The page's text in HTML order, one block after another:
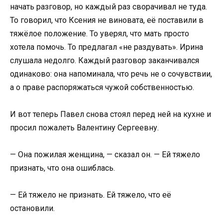
начать разговор, но каждый раз сворачивал не туда.
То говорил, что Ксения не виновата, её поставили в
тяжёлое положение. То уверял, что мать просто
хотела помочь. То предлагал «не раздувать». Ирина
слушала недолго. Каждый разговор заканчивался
одинаково: она напоминала, что речь не о сочувствии,
а о праве распоряжаться чужой собственностью.
И вот теперь Павел снова стоял перед ней на кухне и
просил пожалеть Валентину Сергеевну.
— Она пожилая женщина, — сказал он. — Ей тяжело
признать, что она ошиблась.
— Ей тяжело не признать. Ей тяжело, что её
остановили.